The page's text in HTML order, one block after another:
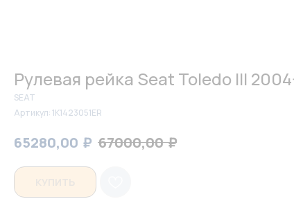
Рулевая рейка Seat Toledo III
SEAT
Артикул:1K1423051ER
65280,00 ₽ 67000,00 ₽